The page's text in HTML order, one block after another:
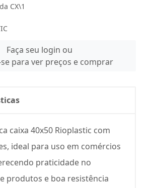
CX\1
Faça seu login ou
para ver preços e comprar
caixa 40x50 Rioplastic com
ideal para uso em comércios
praticidade no
produtos e boa resistência